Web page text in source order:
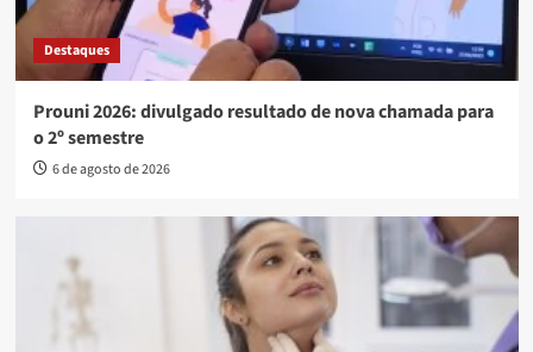
Destaques
Prouni 2026: divulgado resultado de nova chamada para
o 2º semestre
6 de agosto de 2026